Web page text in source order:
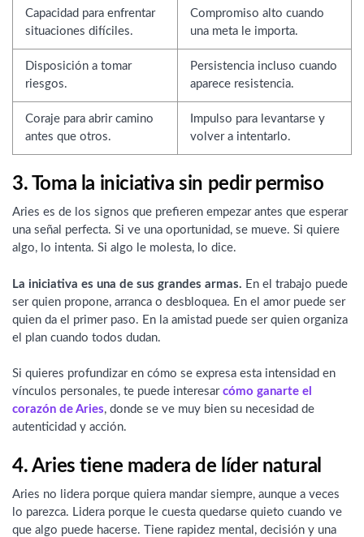
Capacidad para enfrentar
situaciones difíciles.
Compromiso alto cuando
una meta le importa.
Disposición a tomar
riesgos.
Persistencia incluso cuando
aparece resistencia.
Coraje para abrir camino
antes que otros.
Impulso para levantarse y
volver a intentarlo.
3. Toma la iniciativa sin pedir permiso
Aries es de los signos que prefieren empezar antes que esperar
una señal perfecta. Si ve una oportunidad, se mueve. Si quiere
algo, lo intenta. Si algo le molesta, lo dice.
La iniciativa es una de sus grandes armas. En el trabajo puede
ser quien propone, arranca o desbloquea. En el amor puede ser
quien da el primer paso. En la amistad puede ser quien organiza
el plan cuando todos dudan.
Si quieres profundizar en cómo se expresa esta intensidad en
vínculos personales, te puede interesar cómo ganarte el
corazón de Aries, donde se ve muy bien su necesidad de
autenticidad y acción.
4. Aries tiene madera de líder natural
Aries no lidera porque quiera mandar siempre, aunque a veces
lo parezca. Lidera porque le cuesta quedarse quieto cuando ve
que algo puede hacerse. Tiene rapidez mental, decisión y una